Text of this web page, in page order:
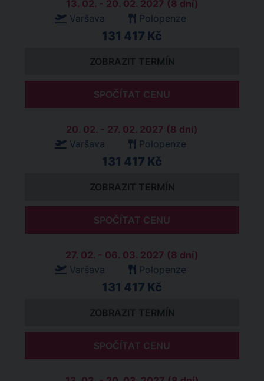
13. 02. - 20. 02. 2027 (8 dní)
Varšava
Polopenze
131 417 Kč
ZOBRAZIT TERMÍN
SPOČÍTAT CENU
20. 02. - 27. 02. 2027 (8 dní)
Varšava
Polopenze
131 417 Kč
ZOBRAZIT TERMÍN
SPOČÍTAT CENU
27. 02. - 06. 03. 2027 (8 dní)
Varšava
Polopenze
131 417 Kč
ZOBRAZIT TERMÍN
SPOČÍTAT CENU